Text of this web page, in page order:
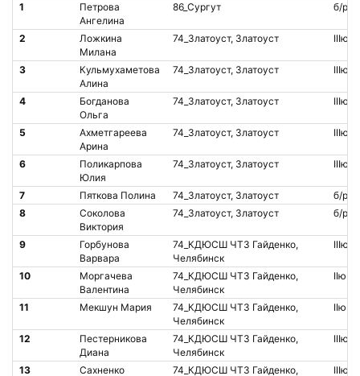
1
Петрова
Ангелина
86_Сургут б/р
2
Ложкина
Милана
74_Златоуст, Златоуст IIIю
3
Кульмухаметова
Алина
74_Златоуст, Златоуст IIIю
4
Богданова
Ольга
74_Златоуст, Златоуст IIIю
5
Ахметгареева
Арина
74_Златоуст, Златоуст IIIю
6
Поликарпова
Юлия
74_Златоуст, Златоуст IIIю
7 Пяткова Полина 74_Златоуст, Златоуст
б/р
8
Соколова
Виктория
74_Златоуст, Златоуст б/р
9
Горбунова
Варвара
74_КДЮСШ ЧТЗ Гайденко,
Челябинск
IIIю
10
Моргачева
Валентина
74_КДЮСШ ЧТЗ Гайденко,
Челябинск
IIю
11 Мекшун Мария
74_КДЮСШ ЧТЗ Гайденко,
Челябинск
IIю
12
Пестерникова
Диана
74_КДЮСШ ЧТЗ Гайденко,
Челябинск
IIIю
13
Сахненко
74_КДЮСШ ЧТЗ Гайденко,
IIIю